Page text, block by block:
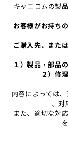
キャニコムの製
お客様がお持ち
ご購入先、また
１）製品・部品
２）修
内容によっては
、対
また、適切な対